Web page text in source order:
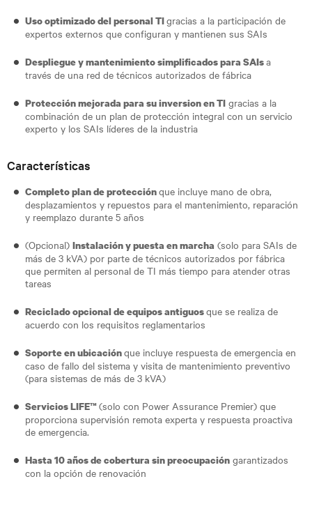
Uso optimizado del personal TIgracias a la participación de
expertos externos que configuran y mantienen sus SAIs
Despliegue y mantenimiento simplificados para SAIsa
través de una red de técnicos autorizados de fábrica
Protección mejorada para su inversion en TI gracias a la
combinación de un plan de protección integral con un servicio
experto y los SAIs líderes de la industria
Características
Completo plan de protecciónque incluye mano de obra,
desplazamientos y repuestos para el mantenimiento, reparación
y reemplazo durante 5 años
(Opcional) Instalación y puesta en marcha (solo para SAIs de
más de 3 kVA) por parte de técnicos autorizados por fábrica
que permiten al personal de TI más tiempo para atender otras
tareas
Reciclado opcional de equipos antiguosque se realiza de
acuerdo con los requisitos reglamentarios
Soporte en ubicaciónque incluye respuesta de emergencia en
caso de fallo del sistema y visita de mantenimiento preventivo
(para sistemas de más de 3 kVA)
Servicios LIFE™(solo con Power Assurance Premier) que
proporciona supervisión remota experta y respuesta proactiva
de emergencia.
Hasta 10 años de cobertura sin preocupación garantizados
con la opción de renovación